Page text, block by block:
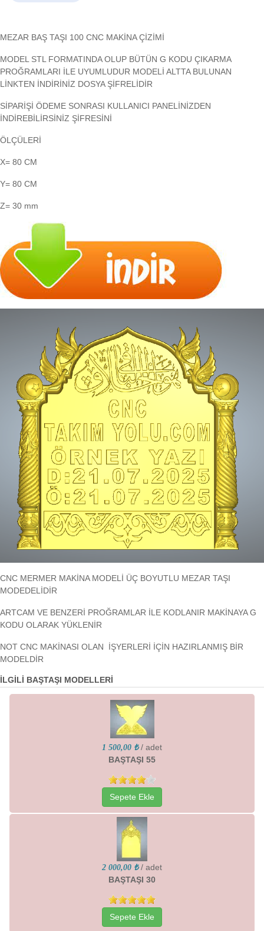
MEZAR BAŞ TAŞI 100 CNC MAKİNA ÇİZİMİ
MODEL STL FORMATINDA OLUP BÜTÜN G KODU ÇIKARMA
PROĞRAMLARI İLE UYUMLUDUR MODELİ ALTTA BULUNAN
LİNKTEN İNDİRİNİZ DOSYA ŞİFRELİDİR
SİPARİŞİ ÖDEME SONRASI KULLANICI PANELİNİZDEN
İNDİREBİLİRSİNİZ ŞİFRESİNİ
ÖLÇÜLERİ
X= 80 CM
Y= 80 CM
Z= 30 mm
CNC MERMER MAKİNA MODELİ ÜÇ BOYUTLU MEZAR TAŞI
MODEDELİDİR
ARTCAM VE BENZERİ PROĞRAMLAR İLE KODLANIR MAKİNAYA G
KODU OLARAK YÜKLENİR
NOT CNC MAKİNASI OLAN İŞYERLERİ İÇİN HAZIRLANMIŞ BİR
MODELDİR
İLGİLİ BAŞTAŞI MODELLERİ
1 500,00 ₺ / adet
BAŞTAŞI 55
Sepete Ekle
2 000,00 ₺ / adet
BAŞTAŞI 30
Sepete Ekle